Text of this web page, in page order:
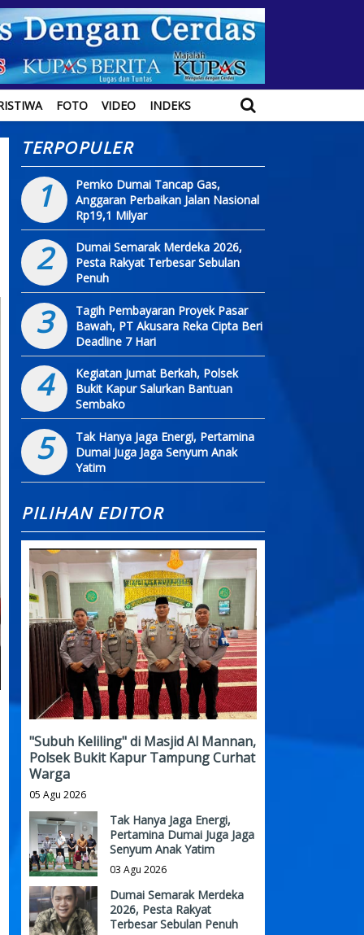
FOTO VIDEO INDEKS
TERPOPULER
1
Pemko Dumai Tancap Gas,
Anggaran Perbaikan Jalan Nasional
Rp19,1 Milyar
2
Dumai Semarak Merdeka 2026,
Pesta Rakyat Terbesar Sebulan
Penuh
3
Tagih Pembayaran Proyek Pasar
Bawah, PT Akusara Reka Cipta Beri
Deadline 7 Hari
4
Kegiatan Jumat Berkah, Polsek
Bukit Kapur Salurkan Bantuan
Sembako
5
Tak Hanya Jaga Energi, Pertamina
Dumai Juga Jaga Senyum Anak
Yatim
PILIHAN EDITOR
"Subuh Keliling" di Masjid Al Mannan,
Polsek Bukit Kapur Tampung Curhat
Warga
05 Agu 2026
Tak Hanya Jaga Energi,
Pertamina Dumai Juga Jaga
Senyum Anak Yatim
03 Agu 2026
Dumai Semarak Merdeka
2026, Pesta Rakyat
Terbesar Sebulan Penuh